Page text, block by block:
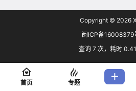
Copyright © 2026
闽ICP备16008379
查询 7 次，耗时
首页 专题